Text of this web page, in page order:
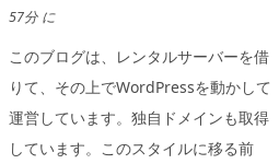
57分 に
このブログは、レンタルサーバーを借
りて、その上でWordPressを動かして
運営しています。独自ドメインも取得
しています。このスタイルに移る前